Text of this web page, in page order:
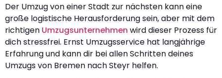
Der Umzug von einer Stadt zur nächsten kann eine
große logistische Herausforderung sein, aber mit dem
richtigen Umzugsunternehmen wird dieser Prozess für
dich stressfrei. Ernst Umzugsservice hat langjährige
Erfahrung und kann dir bei allen Schritten deines
Umzugs von Bremen nach Steyr helfen.